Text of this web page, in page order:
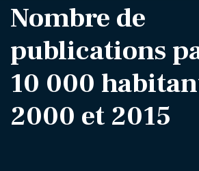
Nombre de
publications
10 000
2000 et 2015